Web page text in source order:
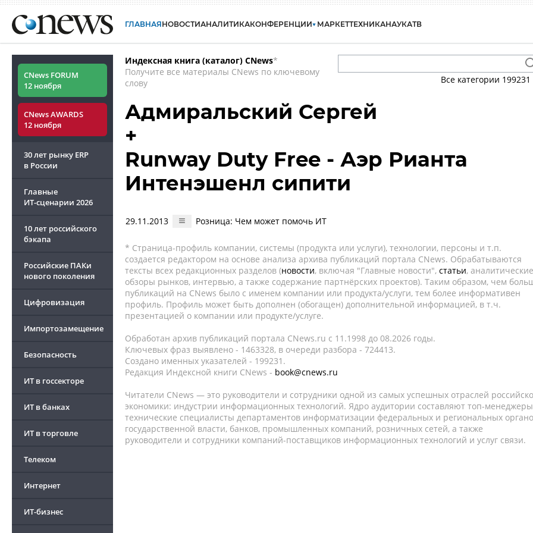
ГЛАВНАЯНОВОСТИАНАЛИТИКАКОНФЕРЕНЦИИ МАРКЕТТЕХНИКАНАУКАТВ
CNews FORUM
12 ноября
CNews AWARDS
12 ноября
30 лет рынку ERP
в России
Главные
ИТ-сценарии 2026
10 лет российского
бэкапа
Российские ПАКи
нового поколения
Цифровизация
Импортозамещение
Безопасность
ИТ в госсекторе
ИТ в банках
ИТ в торговле
Телеком
Интернет
ИТ-бизнес
Индексная книга (каталог) CNews*
Получите все материалы CNews по ключевому
слову
Все категории 199231
Адмиральский Сергей
+
Runway Duty Free - Аэр Рианта
Интенэшенл сипити
29.11.2013 Розница: Чем может помочь ИТ
* Страница-профиль компании, системы (продукта или услуги), технологии, персоны и т.п.
создается редактором на основе анализа архива публикаций портала CNews. Обрабатываются
тексты всех редакционных разделов (новости, включая "Главные новости", статьи, аналитические
обзоры рынков, интервью, а также содержание партнёрских проектов). Таким образом, чем
публикаций на CNews было с именем компании или продукта/услуги, тем более информативен
профиль. Профиль может быть дополнен (обогащен) дополнительной информацией, в т.ч.
презентацией о компании или продукте/услуге.
Обработан архив публикаций портала CNews.ru c 11.1998 до 08.2026 годы.
Ключевых фраз выявлено - 1463328, в очереди разбора - 724413.
Создано именных указателей - 199231.
Редакция Индексной книги CNews - book@cnews.ru
Читатели CNews — это руководители и сотрудники одной из самых успешных отраслей
экономики: индустрии информационных технологий. Ядро аудитории составляют топ-
технические специалисты департаментов информатизации федеральных и региональных
государственной власти, банков, промышленных компаний, розничных сетей, а также
руководители и сотрудники компаний-поставщиков информационных технологий и услуг связи.